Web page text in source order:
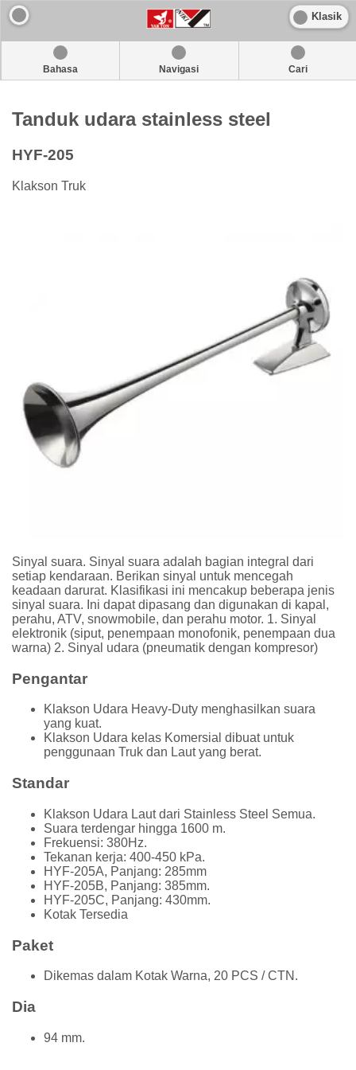
Klasik
Bahasa Navigasi Cari
Tanduk udara stainless steel
HYF-205
Klakson Truk
Sinyal suara. Sinyal suara adalah bagian integral dari
setiap kendaraan. Berikan sinyal untuk mencegah
keadaan darurat. Klasifikasi ini mencakup beberapa jenis
sinyal suara. Ini dapat dipasang dan digunakan di kapal,
perahu, ATV, snowmobile, dan perahu motor. 1. Sinyal
elektronik (siput, penempaan monofonik, penempaan dua
warna) 2. Sinyal udara (pneumatik dengan kompresor)
Pengantar
Klakson Udara Heavy-Duty menghasilkan suara
yang kuat.
Klakson Udara kelas Komersial dibuat untuk
penggunaan Truk dan Laut yang berat.
Standar
Klakson Udara Laut dari Stainless Steel Semua.
Suara terdengar hingga 1600 m.
Frekuensi: 380Hz.
Tekanan kerja: 400-450 kPa.
HYF-205A, Panjang: 285mm
HYF-205B, Panjang: 385mm.
HYF-205C, Panjang: 430mm.
Kotak Tersedia
Paket
Dikemas dalam Kotak Warna, 20 PCS / CTN.
Dia
94 mm.